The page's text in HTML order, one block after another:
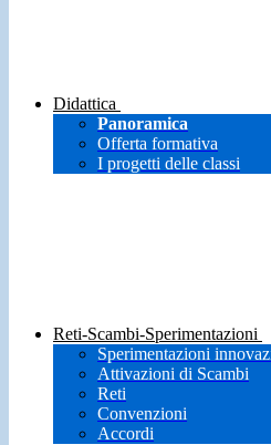
Didattica
Panoramica
Offerta formativa
I progetti delle classi
Reti-Scambi-Sperimentazioni
Sperimentazioni
Attivazioni di Scambi
Reti
Convenzioni
Accordi